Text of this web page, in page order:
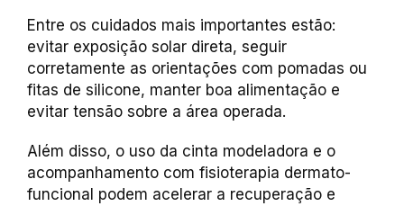
Entre os cuidados mais importantes estão:
evitar exposição solar direta, seguir
corretamente as orientações com pomadas ou
fitas de silicone, manter boa alimentação e
evitar tensão sobre a área operada.
Além disso, o uso da cinta modeladora e o
acompanhamento com fisioterapia dermato-
funcional podem acelerar a recuperação e